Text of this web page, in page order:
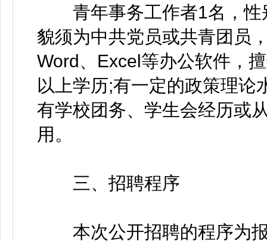
青年事务工作者1名，性
貌须为中共党员或共青团员
Word、Excel等办公软件，
以上学历;有一定的政策理论
有学校团务、学生会经历或
用。
三、招聘程序
本次公开招聘的程序为